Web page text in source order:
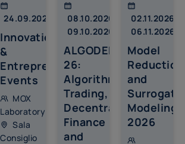
24.09.2026
Innovation
&
Entrepreneurship
Events
MOX
Laboratory
Sala
Consiglio
08.10.2026 –
09.10.2026
ALGODEFI
26:
Algorithmic
Trading,
Decentralized
Finance
and
02.11.2026 –
06.11.2026
Model
Reduction
and
Surrogate
Modeling
2026
4 viene usato esclusivamente
Google Signals, remarketing, pubblicita
o collegamenti a Google Ads.
: Statistiche
(sempre richiesto)
:Tecnici